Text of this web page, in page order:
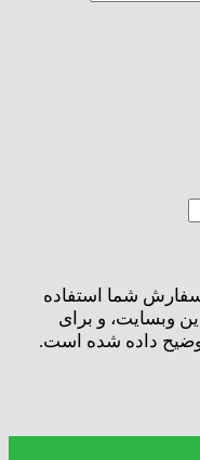
شما استفاده
وبسایت، و برای
داده شده است.